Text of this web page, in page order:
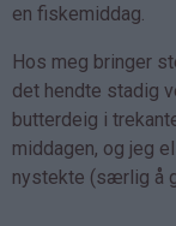
en fiskemiddag.
Hos meg bringer
det hendte stadig
butterdeig i
middagen, og jeg
nystekte (særlig å